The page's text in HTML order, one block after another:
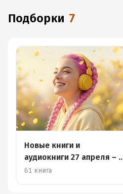
Подборки 7
Новые книги и
аудиокниги 27 апреля – 3
мая
61 книга